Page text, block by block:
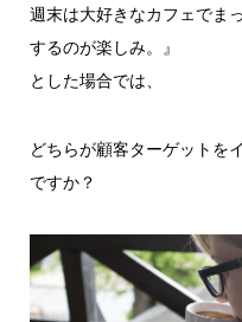
週末は大好きなカフェでま
するのが楽しみ。』
とした場合では、
どちらが顧客ターゲットを
ですか？